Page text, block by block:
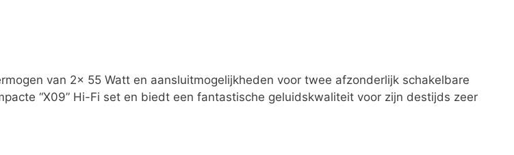
van 2x 55 Watt en aansluitmogelijkheden voor twee afzonderlijk schakelbare
“X09” Hi-Fi set en biedt een fantastische geluidskwaliteit voor zijn destijds zeer